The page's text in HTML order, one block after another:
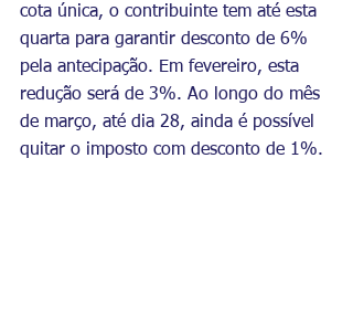
cota única, o contribuinte tem até esta
quarta para garantir desconto de 6%
pela antecipação. Em fevereiro, esta
redução será de 3%. Ao longo do mês
de março, até dia 28, ainda é possível
quitar o imposto com desconto de 1%.